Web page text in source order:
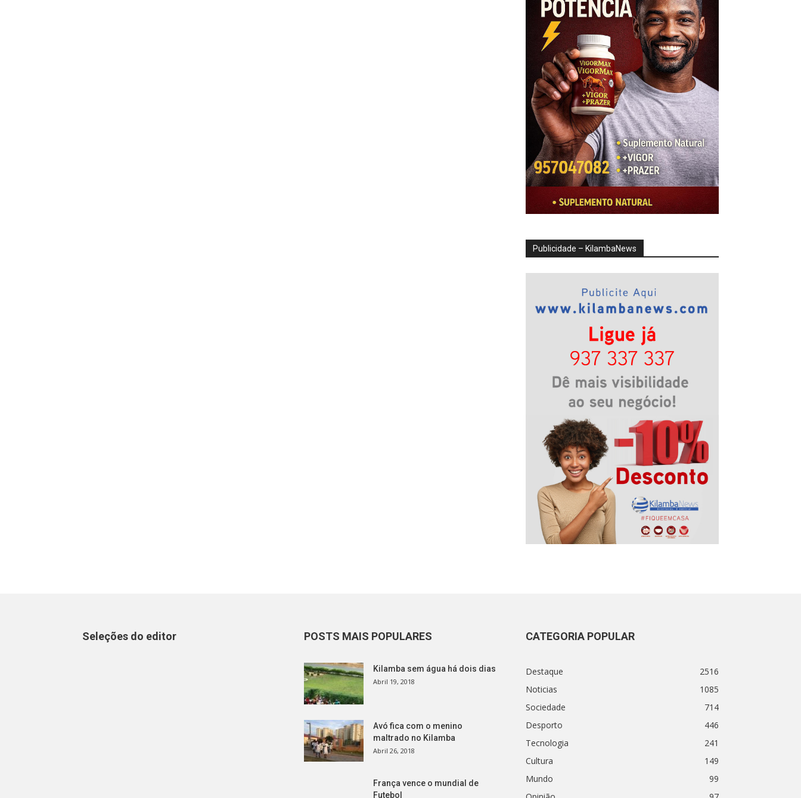
Publicidade – KilambaNews
Seleções do editor POSTS MAIS POPULARES
Kilamba sem água há dois dias
Abril 19, 2018
Avó fica com o menino
maltrado no Kilamba
Abril 26, 2018
França vence o mundial de
Futebol
CATEGORIA POPULAR
Destaque
2516
Noticias
1085
Sociedade
714
Desporto
446
Tecnologia
241
Cultura
149
Mundo
99